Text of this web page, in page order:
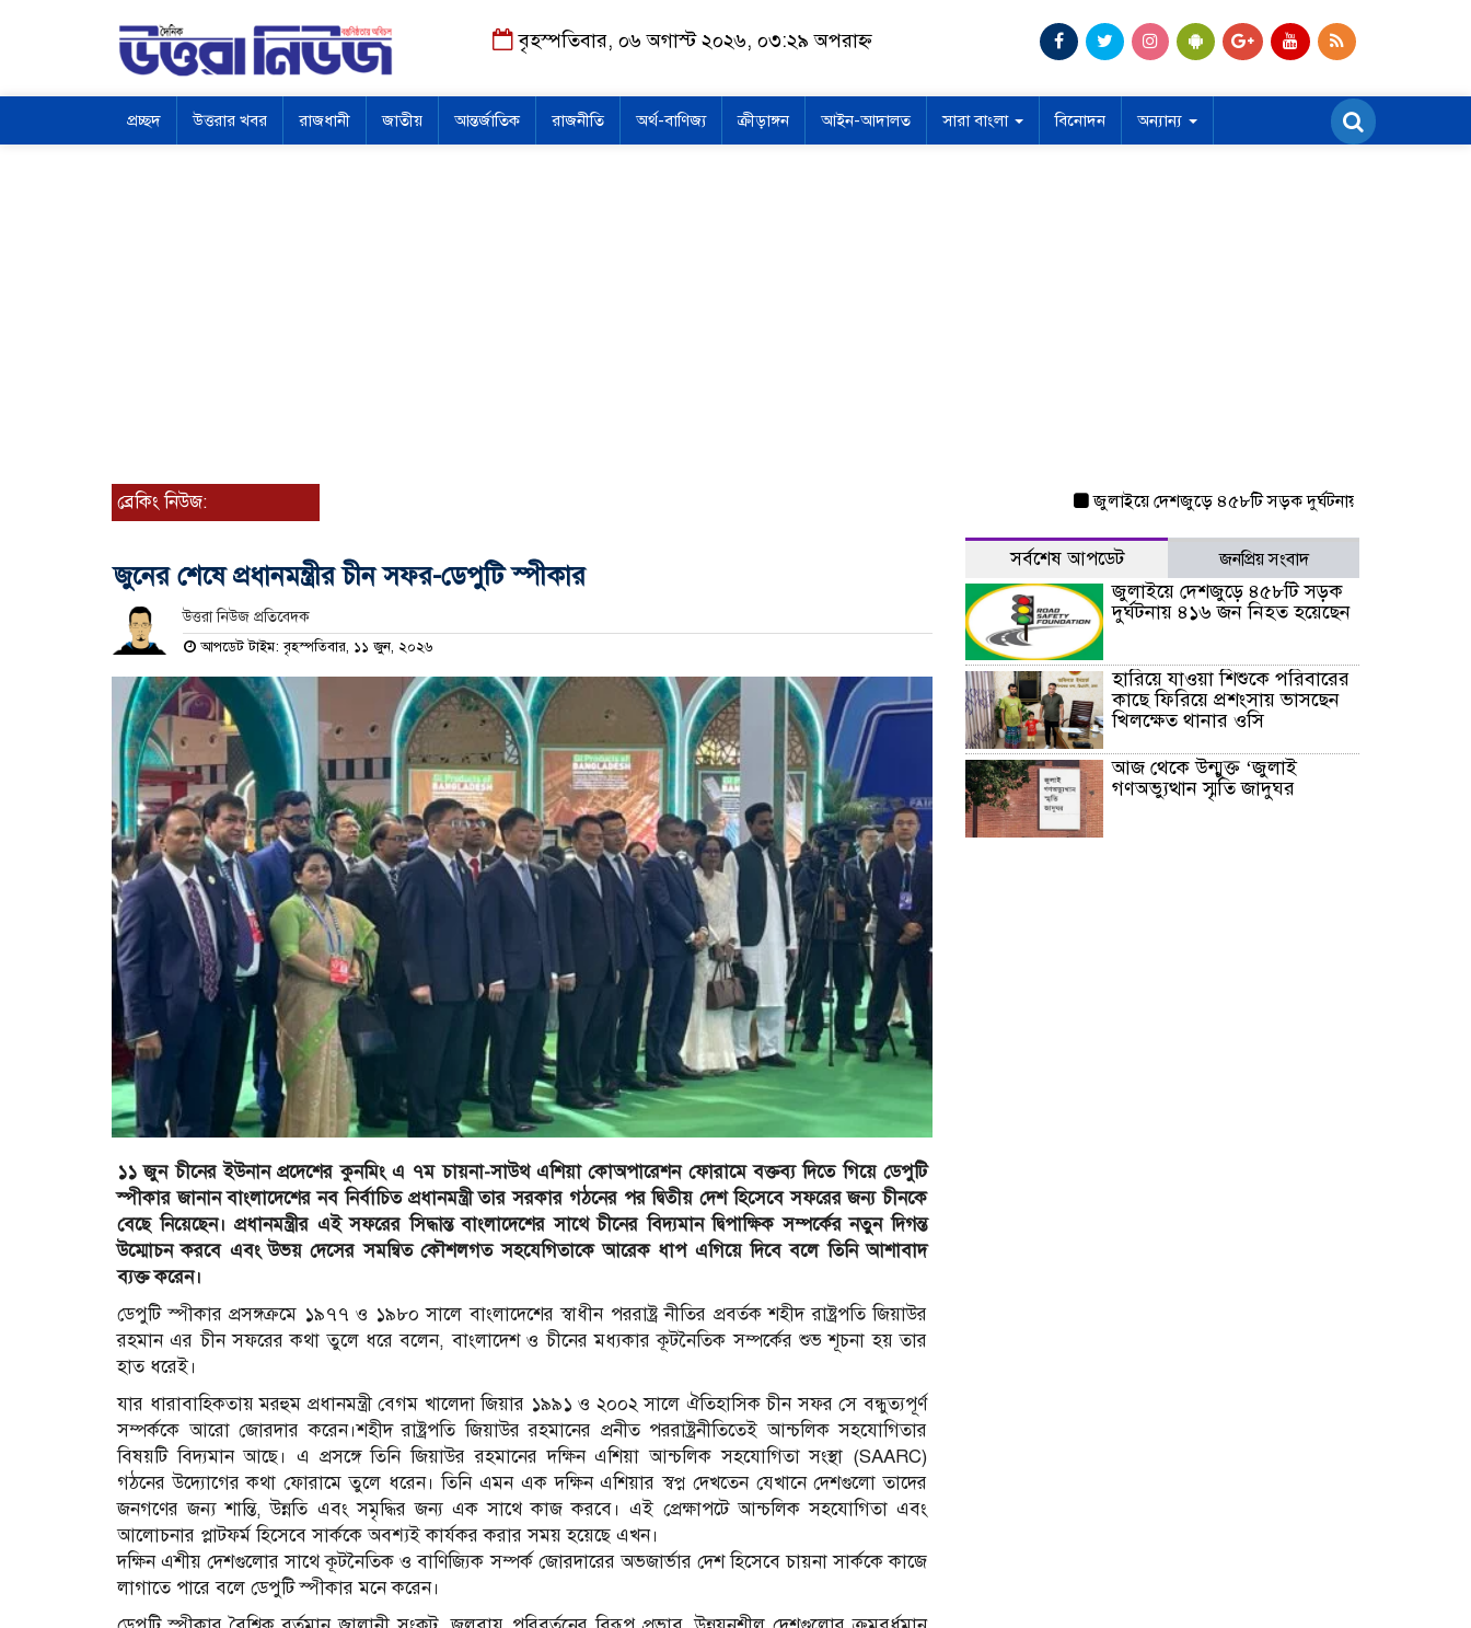
বৃহস্পতিবার, ০৬ অগাস্ট ২০২৬, ০৩:২৯ অপরাহ্ন
প্রচ্ছদ উত্তরার খবর রাজধানী জাতীয় আন্তর্জাতিক রাজনীতি অর্থ-বাণিজ্য ক্রীড়াঙ্গন আইন-আদালত সারা বাংলা বিনোদন অন্যান্য
ব্রেকিং নিউজ: জুলাইয়ে দেশজুড়ে ৪৫৮টি সড়ক দুর্ঘটনায় ৪১৬ জন নিহত হয়েছেন
জুনের শেষে প্রধানমন্ত্রীর চীন সফর-ডেপুটি স্পীকার
উত্তরা নিউজ প্রতিবেদক
আপডেট টাইম: বৃহস্পতিবার, ১১ জুন, ২০২৬
১১ জুন চীনের ইউনান প্রদেশের কুনমিং এ ৭ম চায়না-সাউথ এশিয়া কোঅপারেশন ফোরামে ‍বক্তব্য দিতে গিয়ে ডেপুটি
স্পীকার জানান বাংলাদেশের নব নির্বাচিত প্রধানমন্ত্রী তার সরকার গঠনের পর দ্বিতীয় দেশ হিসেবে সফরের জন‍্য চীনকে
বেছে নিয়েছেন। প্রধানমন্ত্রীর এই সফরের সিদ্ধান্ত বাংলাদেশের সাথে চীনের বিদ‍্যমান দ্বিপাক্ষিক সম্পর্কের নতুন দিগন্ত
উম্মোচন করবে এবং উভয় দেসের সমন্বিত কৌশলগত সহযেগিতাকে আরেক ধাপ এগিয়ে দিবে বলে তিনি আশাবাদ
ব‍্যক্ত করেন।
ডেপুটি স্পীকার প্রসঙ্গক্রমে ১৯৭৭ ও ১৯৮০ সালে বাংলাদেশের স্বাধীন পররাষ্ট্র নীতির প্রবর্তক শহীদ রাষ্ট্রপতি জিয়াউর
রহমান এর চীন সফরের কথা তুলে ধরে বলেন, বাংলাদেশ ও চীনের মধ‍্যকার কূটনৈতিক সম্পর্কের শুভ শূচনা হয় তার
হাত ধরেই।
যার ধারাবাহিকতায় মরহুম প্রধানমন্ত্রী বেগম খালেদা জিয়ার ১৯৯১ ও ২০০২ সালে ঐতিহাসিক চীন সফর সে বন্ধুত‍্যপূর্ণ
সম্পর্ককে আরো জোরদার করেন।শহীদ রাষ্ট্রপতি জিয়াউর রহমানের প্রনীত পররাষ্ট্রনীতিতেই আন্চলিক সহযোগিতার
বিষয়টি বিদ‍্যমান আছে। এ প্রসঙ্গে তিনি জিয়াউর রহমানের দক্ষিন এশিয়া আন্চলিক সহযোগিতা সংস্থা (SAARC)
গঠনের উদ‍্যোগের কথা ফোরামে তুলে ধরেন। তিনি এমন এক দক্ষিন এশিয়ার স্বপ্ন দেখতেন যেখানে দেশগুলো তাদের
জনগণের জন্য শান্তি, উন্নতি এবং সমৃদ্ধির জন‍্য এক সাথে কাজ করবে। এই প্রেক্ষাপটে আন্চলিক সহযোগিতা এবং
আলোচনার প্লাটফর্ম হিসেবে সার্ককে অবশ্যই কার্যকর করার সময় হয়েছে এখন।
দক্ষিন এশীয় দেশগুলোর সাথে কূটনৈতিক ও বাণিজ্যিক সম্পর্ক জোরদারের অভজার্ভার দেশ হিসেবে চায়না সার্ককে কাজে
লাগাতে পারে বলে ডেপুটি স্পীকার মনে করেন।
সর্বশেষ আপডেট জনপ্রিয় সংবাদ
জুলাইয়ে দেশজুড়ে ৪৫৮টি সড়ক
দুর্ঘটনায় ৪১৬ জন নিহত হয়েছেন
হারিয়ে যাওয়া শিশুকে পরিবারের
কাছে ফিরিয়ে প্রশংসায় ভাসছেন
খিলক্ষেত থানার ওসি
আজ থেকে উন্মুক্ত ‘জুলাই
গণঅভ্যুত্থান স্মৃতি জাদুঘর